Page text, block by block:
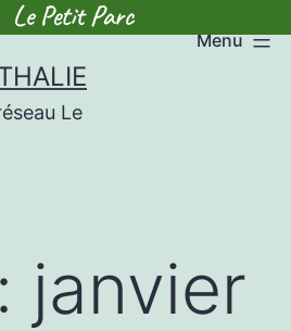
Le
Menu
janvier